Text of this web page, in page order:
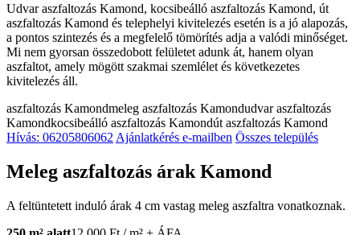
Udvar aszfaltozás Kamond, kocsibeálló aszfaltozás Kamond, út
aszfaltozás Kamond és telephelyi kivitelezés esetén is a jó alapozás,
a pontos szintezés és a megfelelő tömörítés adja a valódi minőséget.
Mi nem gyorsan összedobott felületet adunk át, hanem olyan
aszfaltot, amely mögött szakmai szemlélet és következetes
kivitelezés áll.
aszfaltozás Kamondmeleg aszfaltozás Kamondudvar aszfaltozás
Kamondkocsibeálló aszfaltozás Kamondút aszfaltozás Kamond
Hívás: 06205806062 Ajánlatkérés e-mailben Összes település
Meleg aszfaltozás árak Kamond
A feltüntetett induló árak 4 cm vastag meleg aszfaltra vonatkoznak.